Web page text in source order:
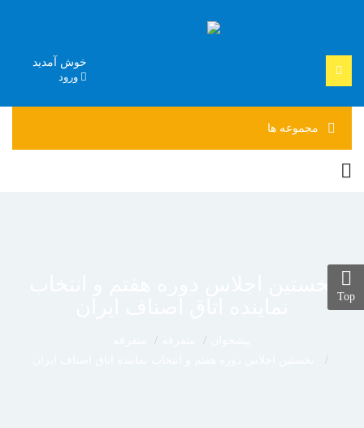
خوش آمدید
ورود
مجموعه ها
Top